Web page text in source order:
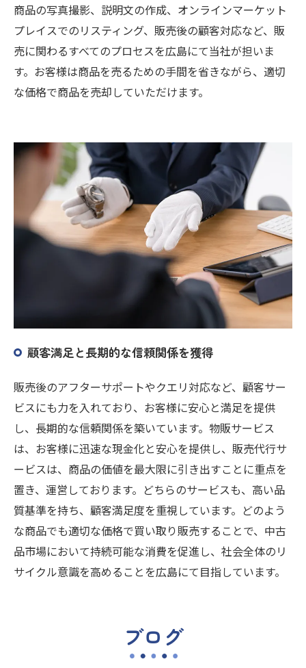
商品の写真撮影、説明文の作成、オンラインマーケット
プレイスでのリスティング、販売後の顧客対応など、販
売に関わるすべてのプロセスを広島にて当社が担いま
す。お客様は商品を売るための手間を省きながら、適切
な価格で商品を売却していただけます。
顧客満足と長期的な信頼関係を獲得
販売後のアフターサポートやクエリ対応など、顧客サー
ビスにも力を入れており、お客様に安心と満足を提供
し、長期的な信頼関係を築いています。物販サービス
は、お客様に迅速な現金化と安心を提供し、販売代行サ
ービスは、商品の価値を最大限に引き出すことに重点を
置き、運営しております。どちらのサービスも、高い品
質基準を持ち、顧客満足度を重視しています。どのよう
な商品でも適切な価格で買い取り販売することで、中古
品市場において持続可能な消費を促進し、社会全体のリ
サイクル意識を高めることを広島にて目指しています。
ブログ